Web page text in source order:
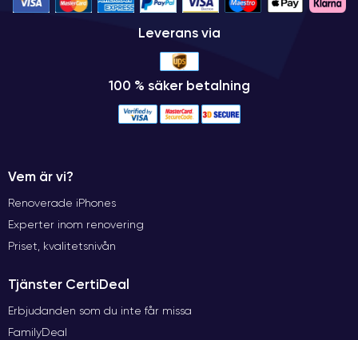
Leverans via
100 % säker betalning
Vem är vi?
Renoverade iPhones
Experter inom renovering
Priset, kvalitetsnivån
Tjänster CertiDeal
Erbjudanden som du inte får missa
FamilyDeal